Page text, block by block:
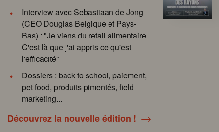
Interview avec Sebastiaan de Jong
(CEO Douglas Belgique et Pays-
Bas) : "Je viens du retail alimentaire.
C'est là que j'ai appris ce qu'est
l'efficacité"
Dossiers : back to school, paiement,
pet food, produits pimentés, field
marketing...
Découvrez la nouvelle édition !